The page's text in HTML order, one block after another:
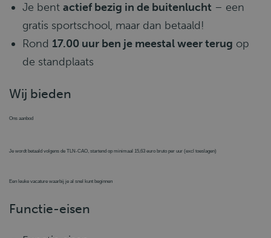
Je bent actief bezig in de buitenlucht – een
gratis sportschool, maar dan betaald!
Rond 17.00 uur ben je meestal weer terug op
de standplaats
Wij bieden
Ons aanbod
Je wordt betaald volgens de TLN-CAO, startend op minimaal 15,63 euro bruto per uur (excl toeslagen)
Een leuke vacature waarbij je al snel kunt beginnen
Functie-eisen